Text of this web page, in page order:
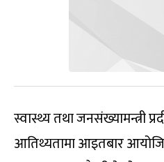
स्वास्थ्य तथा जनसंख्यामन्त्री
आतिथ्यतामा आइतबार